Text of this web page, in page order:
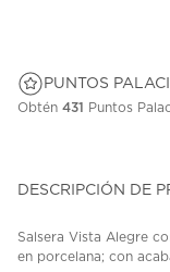
PUNTOS
Obtén 431 Puntos
DESCRIPCIÓN DE
Salsera Vista Alegre
en porcelana; con